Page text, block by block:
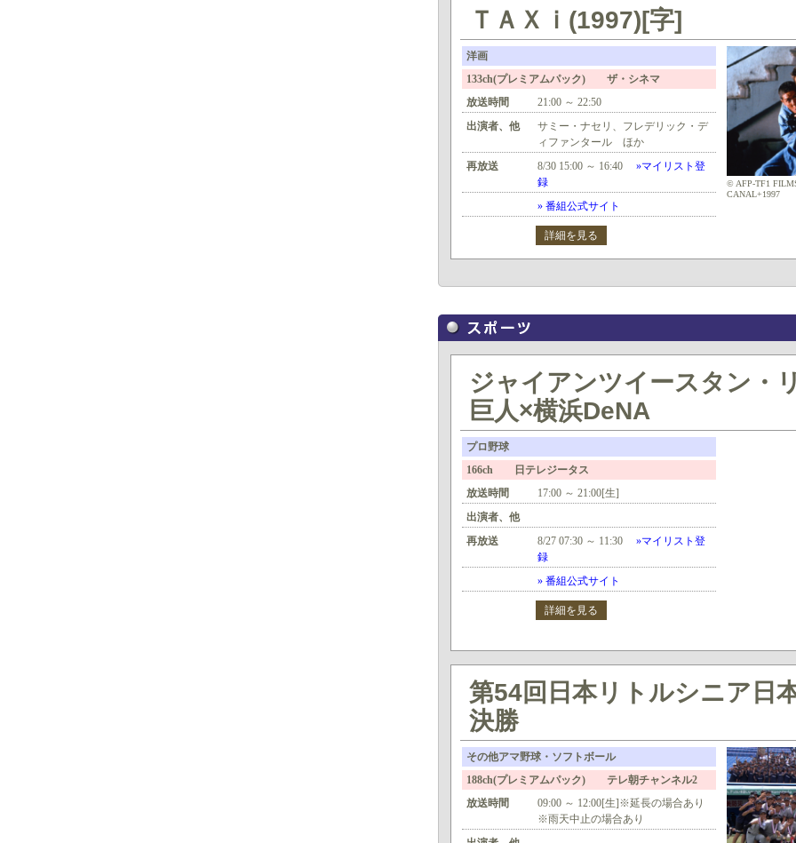
ＴＡＸｉ(1997)[字]
洋画
133ch(プレミアムパック) ザ・シネマ
放送時間
21:00 ～ 22:50
出演者、他
サミー・ナセリ、フレデリック・デ
ィファンタール ほか
再放送
8/30 15:00 ～ 16:40
»マイリスト登
録
» 番組公式サイト
詳細を見る
© AFP-TF1
CANAL+1997
ジャイアンツイースタン・
巨人×横浜DeNA
プロ野球
166ch 日テレジータス
放送時間
17:00 ～ 21:00[生]
出演者、他
再放送
8/27 07:30 ～ 11:30
»マイリスト登
録
» 番組公式サイト
詳細を見る
第54回日本リトルシニア日
決勝
その他アマ野球・ソフトボール
188ch(プレミアムパック) テレ朝チャンネル2
放送時間
09:00 ～ 12:00[生]※延長の場合あり
※雨天中止の場合あり